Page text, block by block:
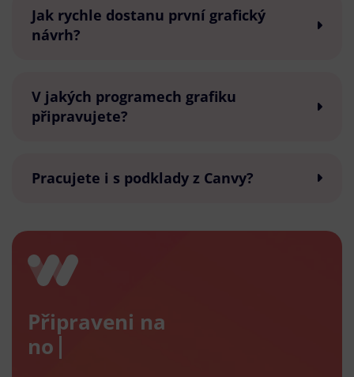
Jak rychle dostanu první grafický
návrh?
V jakých programech grafiku
připravujete?
Pracujete i s podklady z Canvy?
Připraveni na
nový e